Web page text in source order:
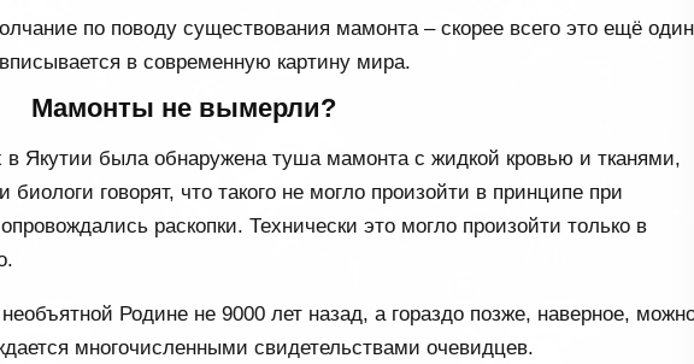
по поводу существования мамонта – скорее всего это ещё один
в современную картину мира.
Мамонты не вымерли?
в Якутии была обнаружена туша мамонта с жидкой кровью и тканями,
говорят, что такого не могло произойти в принципе при
раскопки. Технически это могло произойти только в
Родине не 9000 лет назад, а гораздо позже, наверное,
многочисленными свидетельствами очевидцев.